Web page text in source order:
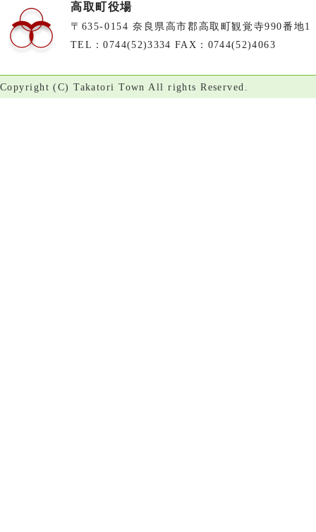
高取町役場
〒635-0154 奈良県高市郡高取町観覚寺990番地1
TEL：0744(52)3334 FAX：0744(52)4063
Copyright (C) Takatori Town All rights Reserved.